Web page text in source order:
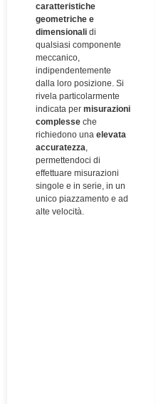
caratteristiche
geometriche e
dimensionali di
qualsiasi componente
meccanico,
indipendentemente
dalla loro posizione. Si
rivela particolarmente
indicata per misurazioni
complesse che
richiedono una elevata
accuratezza,
permettendoci di
effettuare misurazioni
singole e in serie, in un
unico piazzamento e ad
alte velocità.